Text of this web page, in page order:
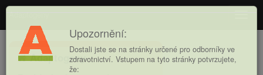
Adaptogeny
Hlavní
nabídkaAdaptogeny
Upozornění:
Dostali jste se na stránky určené pro odborníky ve
zdravotnictví. Vstupem na tyto stránky potvrzujete,
že: